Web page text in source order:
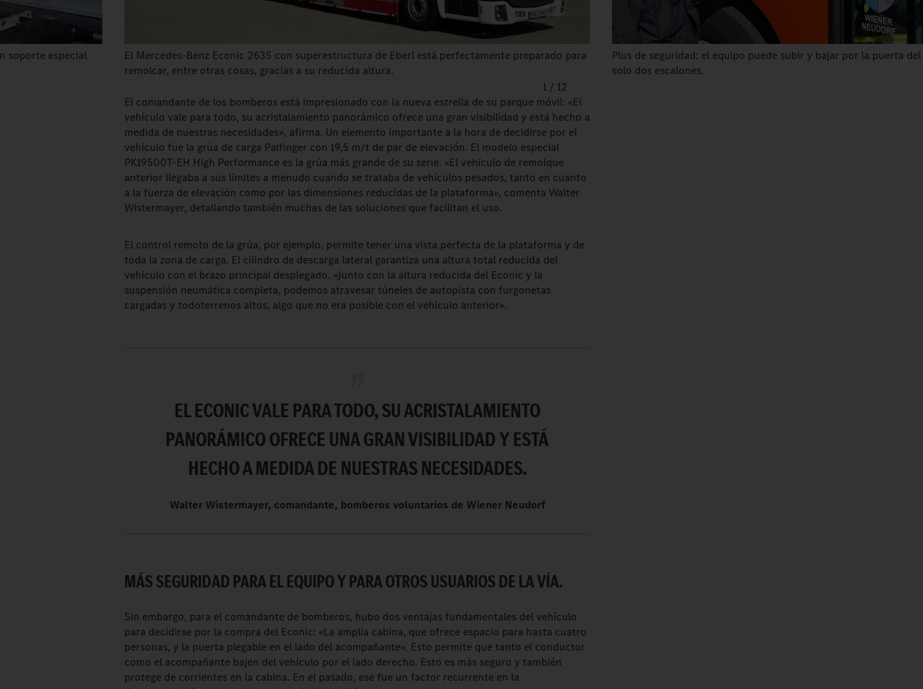
soporte especial.
El Mercedes-Benz Econic 2635 con superestructura de Eberl está perfectamente preparado para
remolcar, entre otras cosas, gracias a su reducida altura.
Plus de seguridad: el equipo puede subir y bajar por la puerta
solo dos escalones.
1 / 12
El comandante de los bomberos está impresionado con la nueva estrella de su parque móvil: «El
vehículo vale para todo, su acristalamiento panorámico ofrece una gran visibilidad y está hecho a
medida de nuestras necesidades», afirma. Un elemento importante a la hora de decidirse por el
vehículo fue la grúa de carga Palfinger con 19,5 m/t de par de elevación. El modelo especial
PK19500T-EH High Performance es la grúa más grande de su serie. «El vehículo de remolque
anterior llegaba a sus límites a menudo cuando se trataba de vehículos pesados, tanto en cuanto
a la fuerza de elevación como por las dimensiones reducidas de la plataforma», comenta Walter
Wistermayer, detallando también muchas de las soluciones que facilitan el uso.
El control remoto de la grúa, por ejemplo, permite tener una vista perfecta de la plataforma y de
toda la zona de carga. El cilindro de descarga lateral garantiza una altura total reducida del
vehículo con el brazo principal desplegado. «Junto con la altura reducida del Econic y la
suspensión neumática completa, podemos atravesar túneles de autopista con furgonetas
cargadas y todoterrenos altos, algo que no era posible con el vehículo anterior».
EL ECONIC VALE PARA TODO, SU ACRISTALAMIENTO
PANORÁMICO OFRECE UNA GRAN VISIBILIDAD Y ESTÁ
HECHO A MEDIDA DE NUESTRAS NECESIDADES.
Walter Wistermayer, comandante, bomberos voluntarios de Wiener Neudorf
MÁS SEGURIDAD PARA EL EQUIPO Y PARA OTROS USUARIOS DE LA VÍA.
Sin embargo, para el comandante de bomberos, hubo dos ventajas fundamentales del vehículo
para decidirse por la compra del Econic: «La amplia cabina, que ofrece espacio para hasta cuatro
personas, y la puerta plegable en el lado del acompañante». Esto permite que tanto el conductor
como el acompañante bajen del vehículo por el lado derecho. Esto es más seguro y también
protege de corrientes en la cabina. En el pasado, ese fue un factor recurrente en la